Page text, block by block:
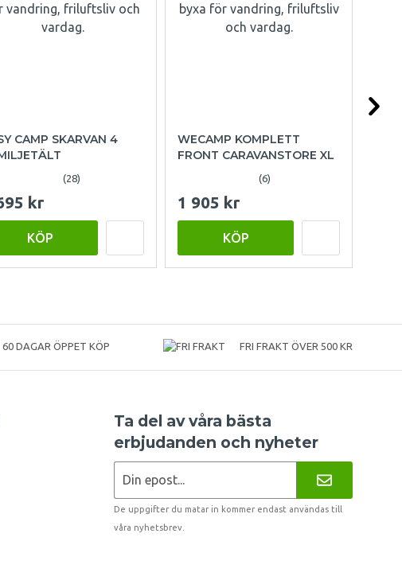
CAMP SKARVAN 4
(28)
kr
KÖP
WECAMP KOMPLETT
FRONT CARAVANSTORE XL
(6)
1 905 kr
KÖP
60 DAGAR ÖPPET KÖP FRI FRAKT ÖVER 500 KR
Ta del av våra bästa
erbjudanden och nyheter
De uppgifter du matar in kommer endast användas till
våra nyhetsbrev.